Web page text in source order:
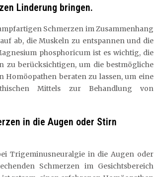
Linderung bringen.
Schmerzen im Zusammenhang
ab, die Muskeln zu entspannen und die
phosphoricum ist es wichtig, die
zu berücksichtigen, um die bestmögliche
beraten zu lassen, um eine
Mittels zur Behandlung von
in die Augen oder Stirn
Trigeminusneuralgie in die Augen oder
Schmerzen im Gesichtsbereich